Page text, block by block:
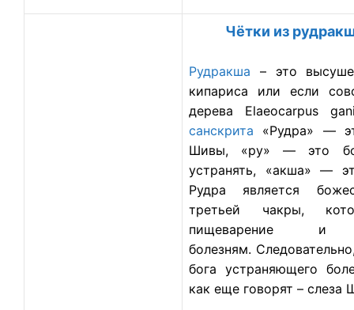
Чётки из
Рудракша – это
кипариса или если
дерева Elaeocarpus
санскрита «Рудра» —
Шивы, «ру» — это
устранять, «акша» —
Рудра является
третьей чакры,
пищеварение и
болезням.
бога устраняющего
как еще говорят – слеза